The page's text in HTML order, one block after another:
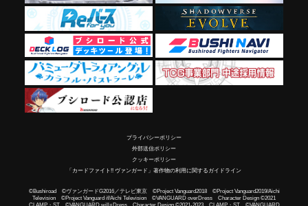
プライバシーポリシー
外部送信ポリシー
クッキーポリシー
「カードファイト!! ヴァンガード」著作物の利用に関するガイドライン
©Bushiroad ©ヴァンガードG2016／テレビ東京 ©Project Vanguard2018 ©Project Vanguard2019/Aichi
Television ©Project Vanguard if/Aichi Television ©VANGUARD overDress Character Design ©2021